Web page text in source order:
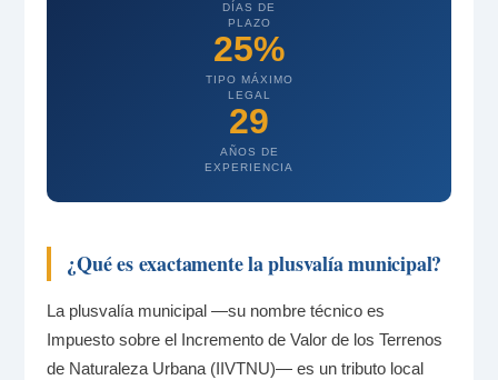
DÍAS DE
PLAZO
25%
TIPO MÁXIMO
LEGAL
29
AÑOS DE
EXPERIENCIA
¿Qué es exactamente la plusvalía municipal?
La plusvalía municipal —su nombre técnico es
Impuesto sobre el Incremento de Valor de los Terrenos
de Naturaleza Urbana (IIVTNU)— es un tributo local